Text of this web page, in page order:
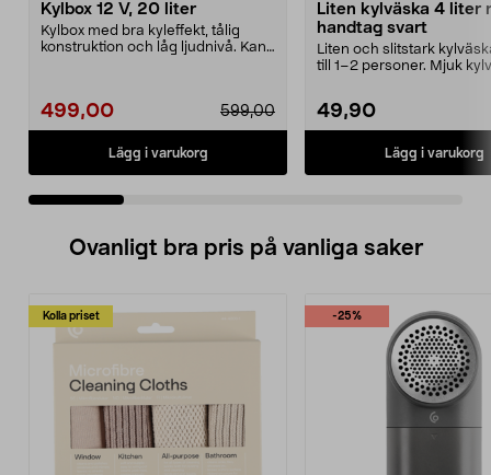
Kylbox 12 V, 20 liter
Kylbox med bra kyleffekt, tålig
konstruktion och låg ljudnivå. Kan
499,00 599,00
Lägg i varukorg
Liten kylväska 4 liter
handtag svart
Liten och slitstark
till 1–2 personer. Mjuk
49,90
Lägg i varukorg
Ovanligt bra pris på vanliga saker
Kolla priset -25%